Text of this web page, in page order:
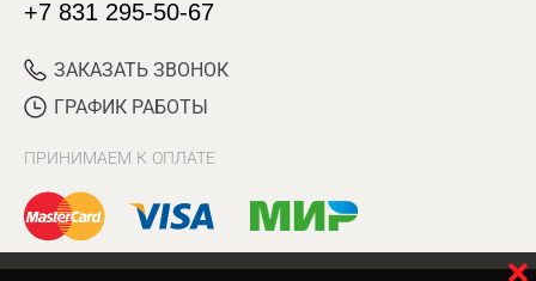
+7 831 295-50-67
ЗАКАЗАТЬ ЗВОНОК
ГРАФИК РАБОТЫ
ПРИНИМАЕМ К ОПЛАТЕ